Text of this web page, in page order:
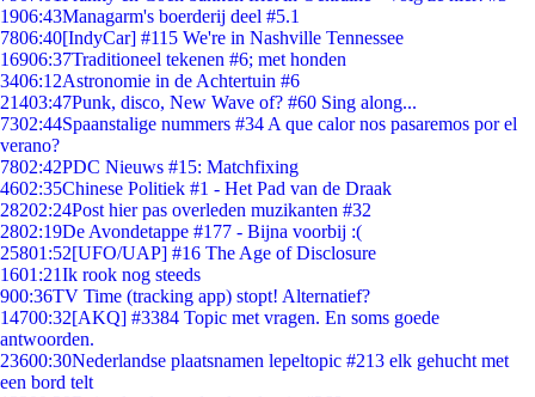
1906:43Managarm's boerderij deel #5.1
7806:40[IndyCar] #115 We're in Nashville Tennessee
16906:37Traditioneel tekenen #6; met honden
3406:12Astronomie in de Achtertuin #6
21403:47Punk, disco, New Wave of? #60 Sing along...
7302:44Spaanstalige nummers #34 A que calor nos pasaremos por el
verano?
7802:42PDC Nieuws #15: Matchfixing
4602:35Chinese Politiek #1 - Het Pad van de Draak
28202:24Post hier pas overleden muzikanten #32
2802:19De Avondetappe #177 - Bijna voorbij :(
25801:52[UFO/UAP] #16 The Age of Disclosure
1601:21Ik rook nog steeds
900:36TV Time (tracking app) stopt! Alternatief?
14700:32[AKQ] #3384 Topic met vragen. En soms goede
antwoorden.
23600:30Nederlandse plaatsnamen lepeltopic #213 elk gehucht met
een bord telt